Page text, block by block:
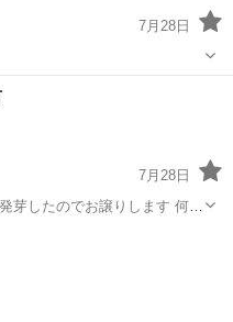
7月28日
7月28日
芽したのでお譲りします 何株